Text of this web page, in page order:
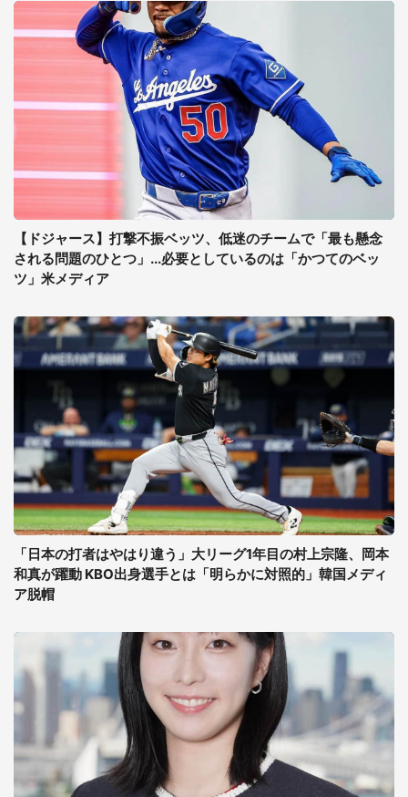
【ドジャース】打撃不振ベッツ、低迷のチームで「最も懸念
される問題のひとつ」...必要としているのは「かつてのベッ
ツ」米メディア
「日本の打者はやはり違う」大リーグ1年目の村上宗隆、岡本
和真が躍動 KBO出身選手とは「明らかに対照的」韓国メディ
ア脱帽